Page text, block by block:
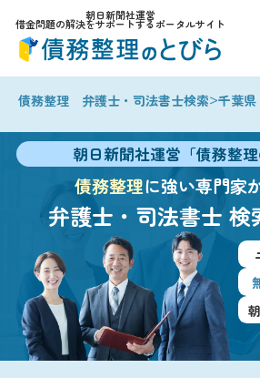
朝日新聞社運営
借金問題の解決をサポートするポータルサイト
債務整理 弁護士・司法書士検索>千葉
朝日新聞社運営「債務整理
債務整理に強い専門家
弁護士・司法書士 検